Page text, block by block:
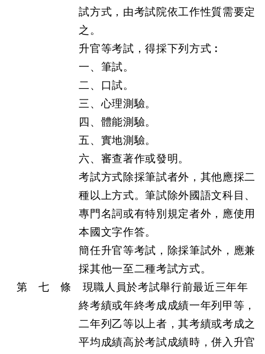
試方式，由考試院依工作性質需要定
之。
升官等考試，得採下列方式︰
一、筆試。
二、口試。
三、心理測驗。
四、體能測驗。
五、實地測驗。
六、審查著作或發明。
考試方式除採筆試者外，其他應採二
種以上方式。筆試除外國語文科目、
專門名詞或有特別規定者外，應使用
本國文字作答。
簡任升官等考試，除採筆試外，應兼
採其他一至二種考試方式。
第 七 條 現職人員於考試舉行前最近三年年
終考績或年終考成成績一年列甲等，
二年列乙等以上者，其考績或考成之
平均成績高於考試成績時，併入升官